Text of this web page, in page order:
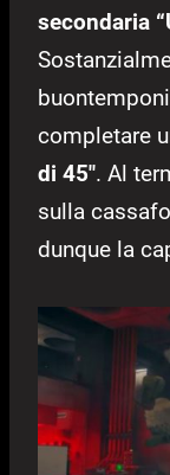
secondaria
completare
di 45″. Al
sulla
dunque la